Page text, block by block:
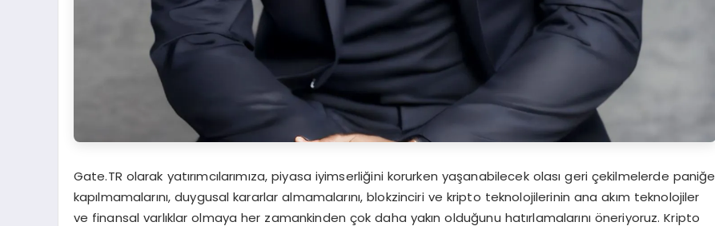
Gate.TR olarak yatırımcılarımıza, piyasa iyimserliğini korurken yaşanabilecek olası geri çekilmelerde paniğe
kapılmamalarını, duygusal kararlar almamalarını, blokzinciri ve kripto teknolojilerinin ana akım teknolojiler
ve finansal varlıklar olmaya her zamankinden çok daha yakın olduğunu hatırlamalarını öneriyoruz. Kripto